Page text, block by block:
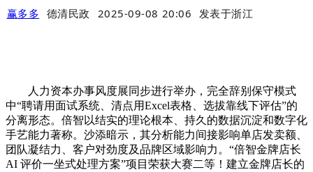
赢多多 德清民政 2025-09-08 20:06 发表于浙江
人力资本办事风度展同步进行举办，完全辞别保守模式
中“聘请用面试系统、清点用Excel表格、选拔靠线下评估”的
分离形态。倍智以结实的理论根本、持久的数据沉淀和数字化
手艺能力著称。沙添暗示，其分析能力间接影响单店发卖额、
团队凝结力、客户对劲度及品牌区域影响力。“倍智金牌店长
AI 评价一坐式处理方案”项目荣获大赛二等！建立金牌店长的